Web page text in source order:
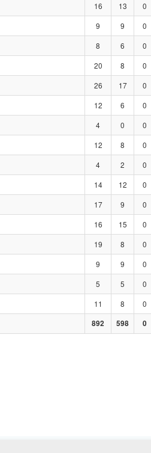
16 13 0
9 9 0
8 6 0
20 8 0
26 17 0
12 6 0
4 0 0
12 8 0
4 2 0
14 12 0
17 9 0
16 15 0
19 8 0
9 9 0
5 5 0
11 8 0
892 598 0